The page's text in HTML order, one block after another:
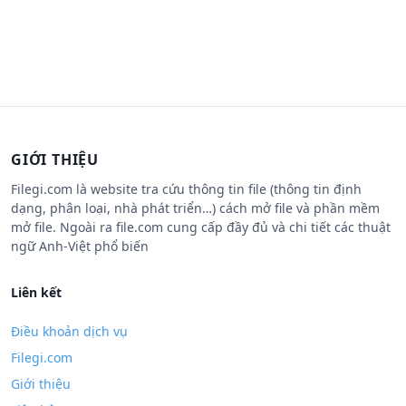
GIỚI THIỆU
Filegi.com là website tra cứu thông tin file (thông tin định
dạng, phân loại, nhà phát triển…) cách mở file và phần mềm
mở file. Ngoài ra file.com cung cấp đầy đủ và chi tiết các thuật
ngữ Anh-Việt phổ biến
Liên kết
Điều khoản dịch vụ
Filegi.com
Giới thiệu